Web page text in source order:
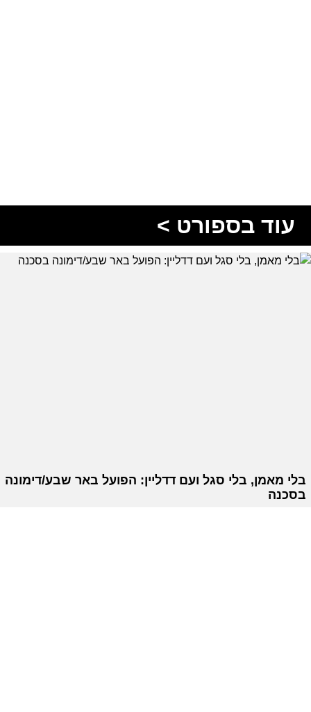
עוד בספורט >
בלי מאמן, בלי סגל ועם דדליין: הפועל באר שבע/דימונה
בסכנה